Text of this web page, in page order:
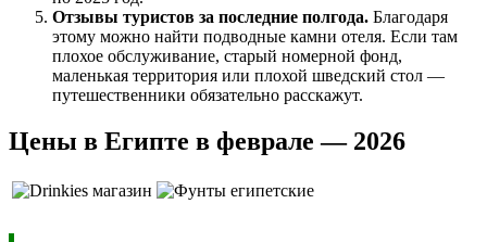
Отзывы туристов за последние полгода. Благодаря
этому можно найти подводные камни отеля. Если там
плохое обслуживание, старый номерной фонд,
маленькая территория или плохой шведский стол —
путешественники обязательно расскажут.
Цены в Египте в феврале — 2026